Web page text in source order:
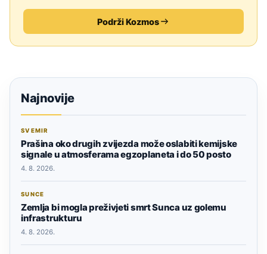
Podrži Kozmos
Najnovije
SVEMIR
Prašina oko drugih zvijezda može oslabiti kemijske
signale u atmosferama egzoplaneta i do 50 posto
4. 8. 2026.
SUNCE
Zemlja bi mogla preživjeti smrt Sunca uz golemu
infrastrukturu
4. 8. 2026.